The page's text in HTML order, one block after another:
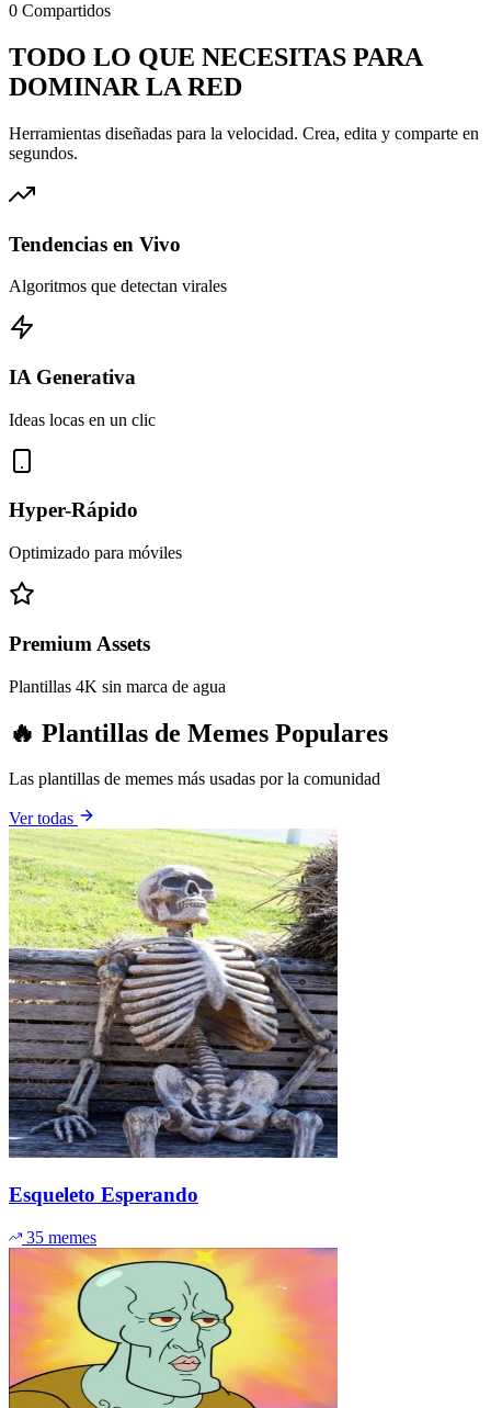
0 Compartidos
TODO LO QUE NECESITAS PARA
DOMINAR LA RED
Herramientas diseñadas para la velocidad. Crea, edita y comparte en
segundos.
Tendencias en Vivo
Algoritmos que detectan virales
IA Generativa
Ideas locas en un clic
Hyper-Rápido
Optimizado para móviles
Premium Assets
Plantillas 4K sin marca de agua
🔥 Plantillas de Memes Populares
Las plantillas de memes más usadas por la comunidad
Ver todas
Esqueleto Esperando
35 memes